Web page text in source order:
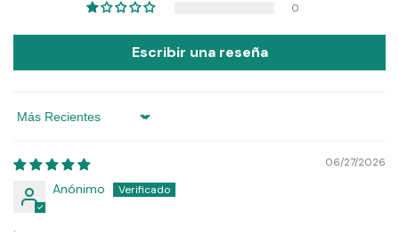
0
Escribir una reseña
Sort by
06/27/2026
Anónimo
.